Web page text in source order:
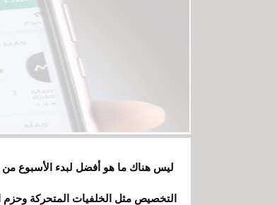
ليس هناك ما هو أفضل لبدء الأسبوع من
التخصيص مثل الخلفيات المتحركة وحزم